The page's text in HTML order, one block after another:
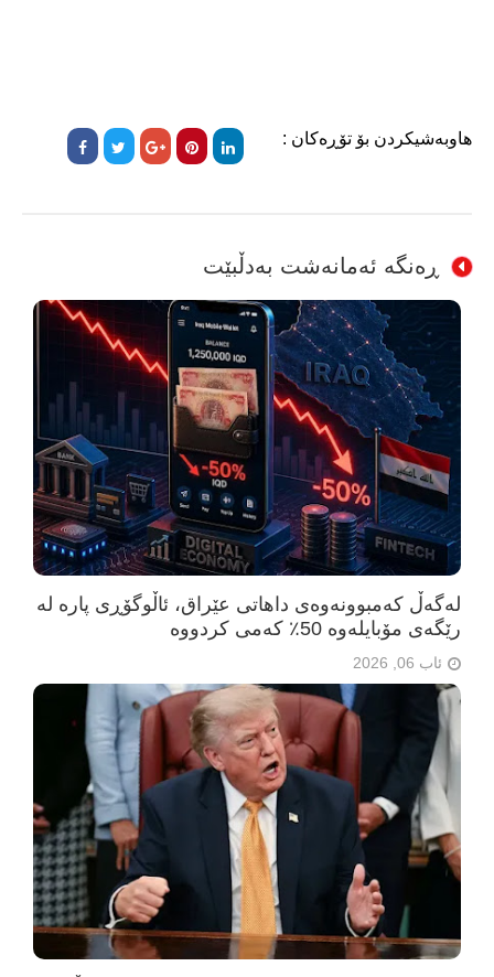
هاوبەشیکردن بۆ تۆڕەکان :
ڕەنگە ئەمانەشت بەدڵبێت
لەگەڵ کەمبوونەوەی داهاتی عێراق، ئاڵوگۆڕی پارە لە
رێگەی مۆبایلەوە 50٪ کەمی کردووە
ئاب 06, 2026